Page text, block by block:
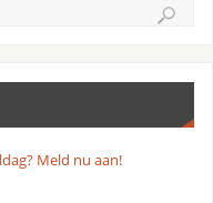
Meld nu aan!